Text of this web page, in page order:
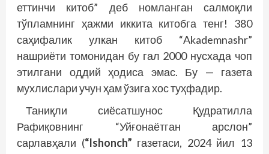
еттинчи китоб” деб номланган салмоқли
тўпламнинг ҳажми иккита китобга тенг! 380
саҳифалик улкан китоб “Akademnashr”
нашриёти томонидан бу гал 2000 нусхада чоп
этилгани оддий ҳодиса эмас. Бу — газета
мухлислари учун ҳам ўзига хос туҳфадир.
Таниқли сиёсатшунос Қудратилла
Рафиқовнинг “Уйғонаётган арслон”
сарлавҳали (“Ishonch” газетаси, 2024 йил 13